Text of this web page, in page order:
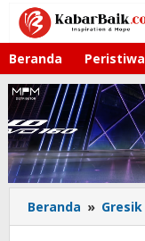
Lewati
konten
Beranda Peristiwa
Beranda » Gresik